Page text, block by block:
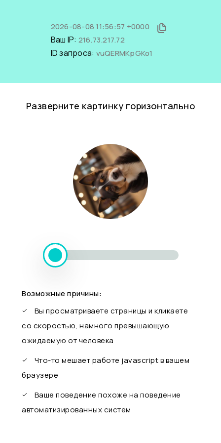
2026-08-08 11:56:57 +0000
Ваш IP: 216.73.217.72
ID запроса: vuQERMKpGKo1
Разверните картинку горизонтально
Возможные причины:
Вы просматриваете страницы и кликаете
со скоростью, намного превышающую
ожидаемую от человека
Что-то мешает работе javascript в вашем
браузере
Ваше поведение похоже на поведение
автоматизированных систем